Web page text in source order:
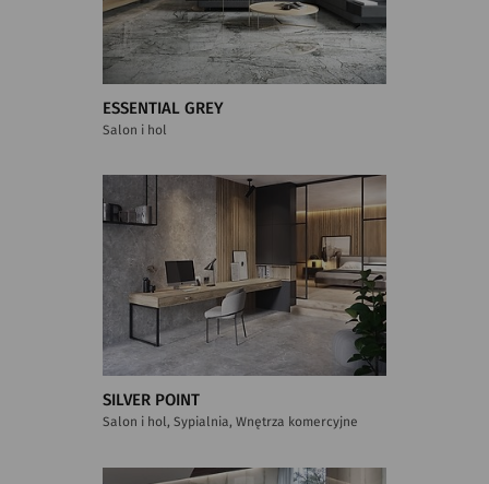
ESSENTIAL GREY
Salon i hol
SILVER POINT
Salon i hol, Sypialnia, Wnętrza komercyjne